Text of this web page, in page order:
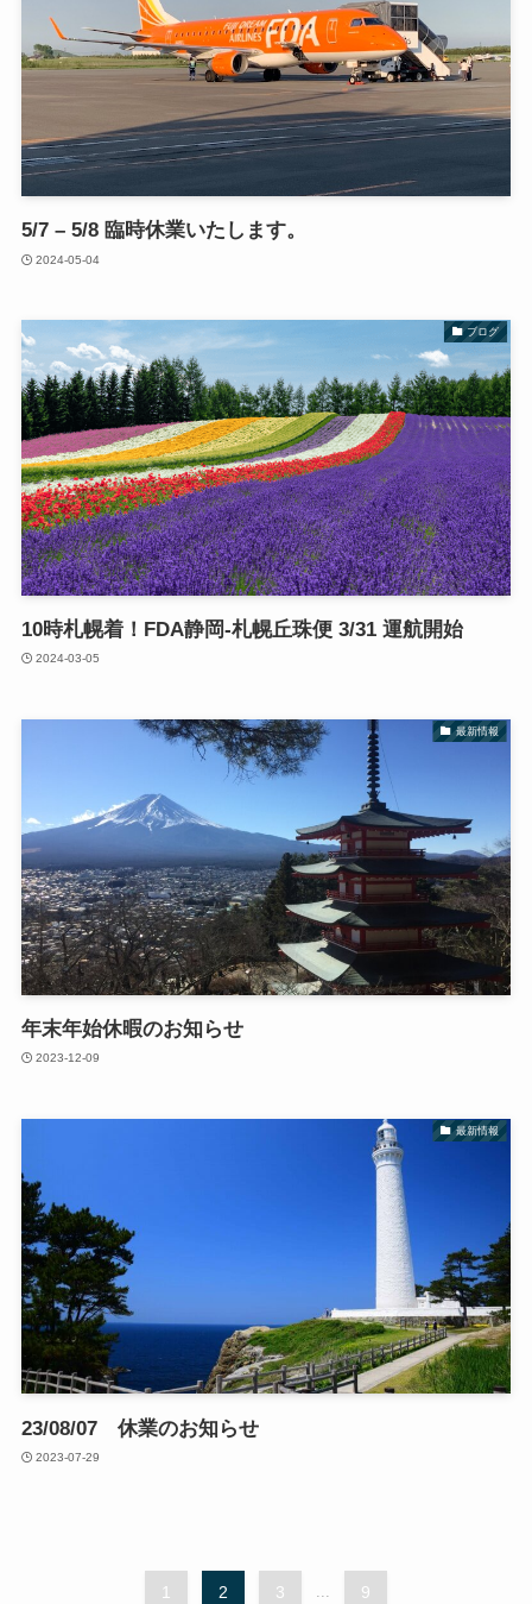
5/7 – 5/8 臨時休業いたします。
2024-05-04
ブログ
10時札幌着！FDA静岡-札幌丘珠便 3/31 運航開始
2024-03-05
最新情報
年末年始休暇のお知らせ
2023-12-09
最新情報
23/08/07 休業のお知らせ
2023-07-29
1 2 3 ... 9